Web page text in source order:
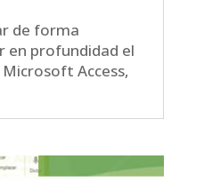
de forma
en profundidad el
Access,